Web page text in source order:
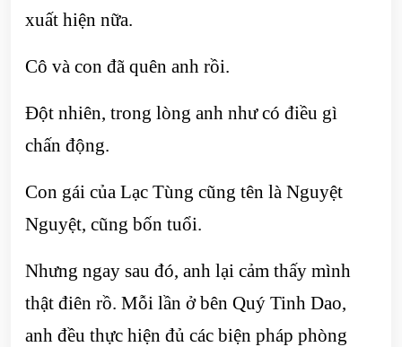
xuất hiện nữa.
Cô và con đã quên anh rồi.
Đột nhiên, trong lòng anh như có điều gì
chấn động.
Con gái của Lạc Tùng cũng tên là Nguyệt
Nguyệt, cũng bốn tuổi.
Nhưng ngay sau đó, anh lại cảm thấy mình
thật điên rồ. Mỗi lần ở bên Quý Tinh Dao,
anh đều thực hiện đủ các biện pháp phòng